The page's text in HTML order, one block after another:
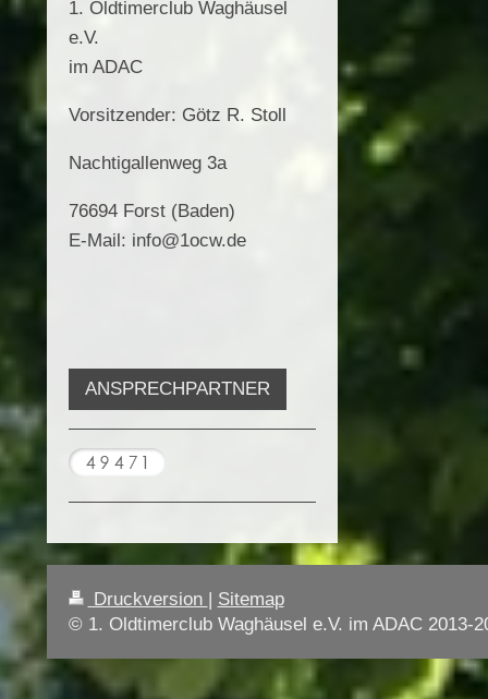
1. Oldtimerclub Waghäusel
e.V.
im ADAC
Vorsitzender: Götz R. Stoll
Nachtigallenweg 3a
76694 Forst (Baden)
E-Mail: info@1ocw.de
ANSPRECHPARTNER
Druckversion | Sitemap
© 1. Oldtimerclub Waghäusel e.V. im ADAC 2013-